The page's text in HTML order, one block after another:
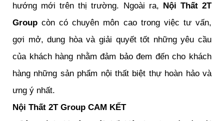
hướng mới trên thị trường. Ngoài ra, Nội Thất 2T
Group còn có chuyên môn cao trong việc tư vấn,
gợi mở, dung hòa và giải quyết tốt những yêu cầu
của khách hàng nhằm đảm bảo đem đến cho khách
hàng những sản phẩm nội thất biệt thự hoàn hảo và
ưng ý nhất.
Nội Thất 2T Group CAM KẾT